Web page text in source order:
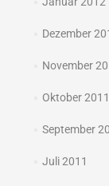
Dezember
November
Oktober 2011
September
Juli 2011